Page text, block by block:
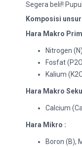
Segera beli!!
Komposisi
Hara Makro
Nitrogen
Fosfat
Kalium
Hara Makro
Calcium
Hara Mikro :
Boron (B),